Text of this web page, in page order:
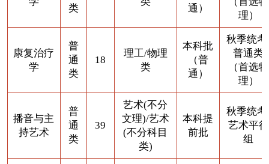
类
通）
理）
康复治疗
学
普
通
类
18
理工/物理
类
本科批
（普
通）
秋季统
普通类
（首选物
理）
播音与主
持艺术
普
通
类
39
艺术(不分
文理)/艺术
(不分科目
类)
本科提
前批
秋季统
艺术平行
组